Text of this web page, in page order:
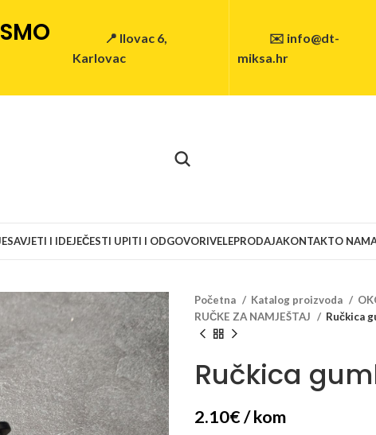
📍 Ilovac 6,
Karlovac
✉️ info@dt-
miksa.hr
SAVJETI I IDEJEČESTI UPITI I ODGOVORIVELEPRODAJAKONTAKTO
Početna Katalog proizvoda
RUČKE ZA NAMJEŠTAJ
Ručkica
Ručkica
2.10€/ kom